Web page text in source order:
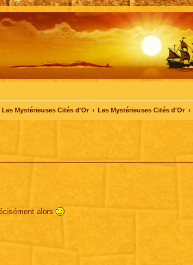
Les Mystérieuses Cités d'Or Les Mystérieuses Cités d'Or
alors